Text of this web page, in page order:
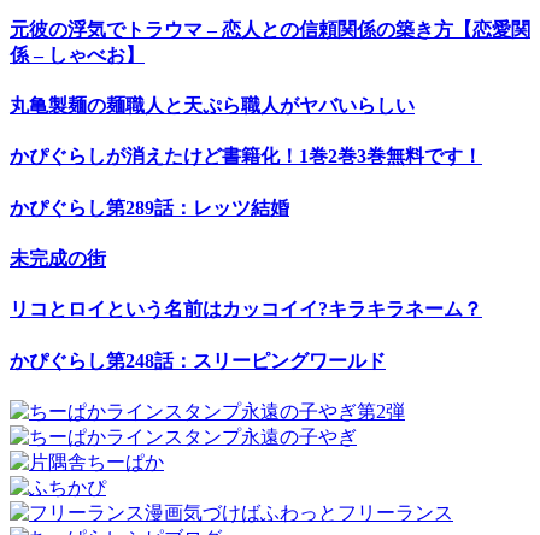
元彼の浮気でトラウマ – 恋人との信頼関係の築き方【恋愛関
係 – しゃべお】
丸亀製麺の麺職人と天ぷら職人がヤバいらしい
かぴぐらしが消えたけど書籍化！1巻2巻3巻無料です！
かぴぐらし第289話：レッツ結婚
未完成の街
リコとロイという名前はカッコイイ?キラキラネーム？
かぴぐらし第248話：スリーピングワールド